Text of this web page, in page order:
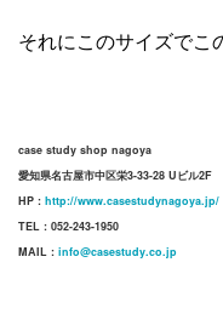
それにこのサイズでこ
case study shop nagoya
愛知県名古屋市中区栄3-33-28 Uビル2F
HP : http://www.casestudynagoya.jp/
TEL : 052-243-1950
MAIL : info@casestudy.co.jp